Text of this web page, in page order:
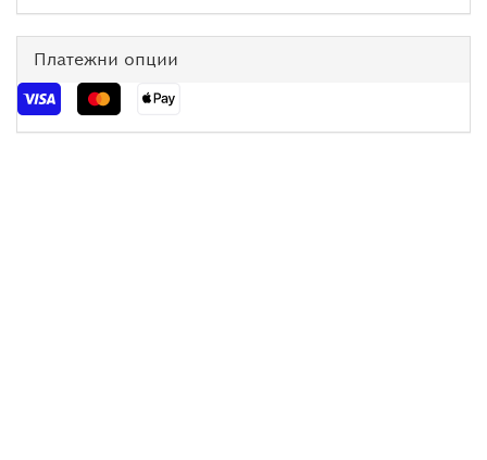
Платежни опции